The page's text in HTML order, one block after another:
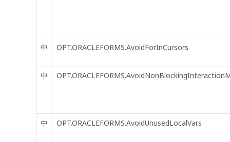
中 OPT.ORACLEFORMS.AvoidForInCursors
中
中 OPT.ORACLEFORMS.AvoidUnusedLocalVars